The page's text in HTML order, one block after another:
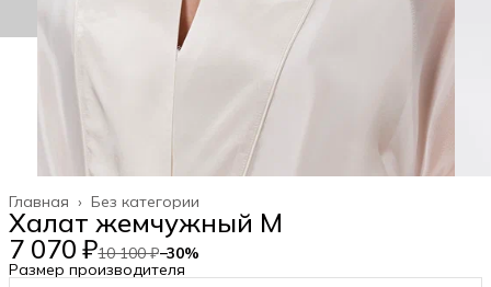
Без категории
Главная ›
Халат жемчужный M
7 070 ₽10 100 ₽−30%
Размер производителя